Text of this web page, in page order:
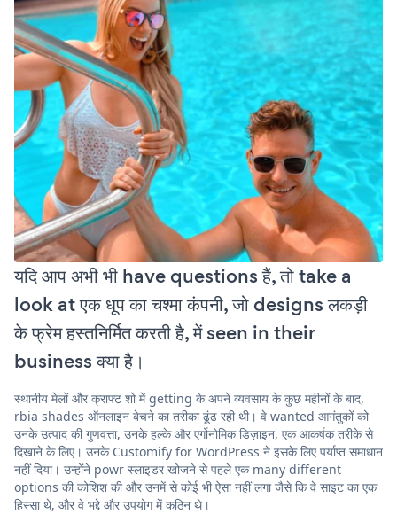
यदि आप अभी भी have questions हैं, तो take a
look at एक धूप का चश्मा कंपनी, जो designs लकड़ी
के फ्रेम हस्तनिर्मित करती है, में seen in their
business क्या है।
स्थानीय मेलों और क्राफ्ट शो में getting के अपने व्यवसाय के कुछ महीनों के बाद,
rbia shades ऑनलाइन बेचने का तरीका ढूंढ रही थी। वे wanted आगंतुकों को
उनके उत्पाद की गुणवत्ता, उनके हल्के और एर्गोनोमिक डिज़ाइन, एक आकर्षक तरीके से
दिखाने के लिए। उनके Customify for WordPress ने इसके लिए पर्याप्त समाधान
नहीं दिया। उन्होंने powr स्लाइडर खोजने से पहले एक many different
options की कोशिश की और उनमें से कोई भी ऐसा नहीं लगा जैसे कि वे साइट का एक
हिस्सा थे, और वे भद्दे और उपयोग में कठिन थे।